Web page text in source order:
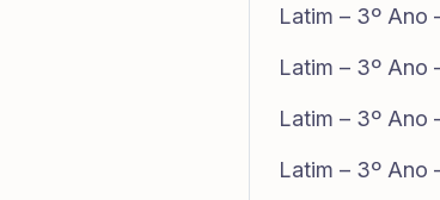
Latim – 3º Ano
Latim – 3º Ano
Latim – 3º Ano
Latim – 3º Ano